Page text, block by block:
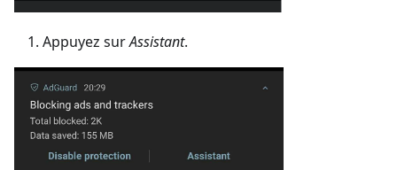
Appuyez surAssistant.